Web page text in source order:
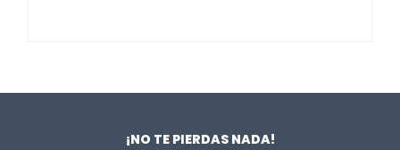
¡NO TE PIERDAS NADA!